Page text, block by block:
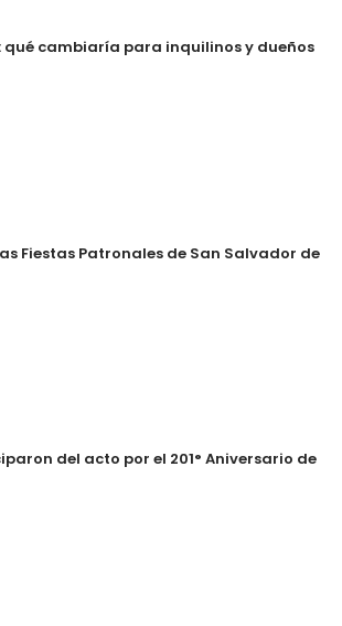
qué cambiaría para inquilinos y dueños
Fiestas Patronales de San Salvador de
del acto por el 201° Aniversario de